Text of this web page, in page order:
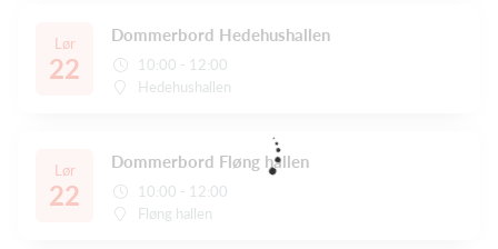
Lør
22
Dommerbord Hedehushallen
10:00 - 12:00
Hedehushallen
Lør
22
Dommerbord Fløng hallen
10:00 - 12:00
Fløng hallen